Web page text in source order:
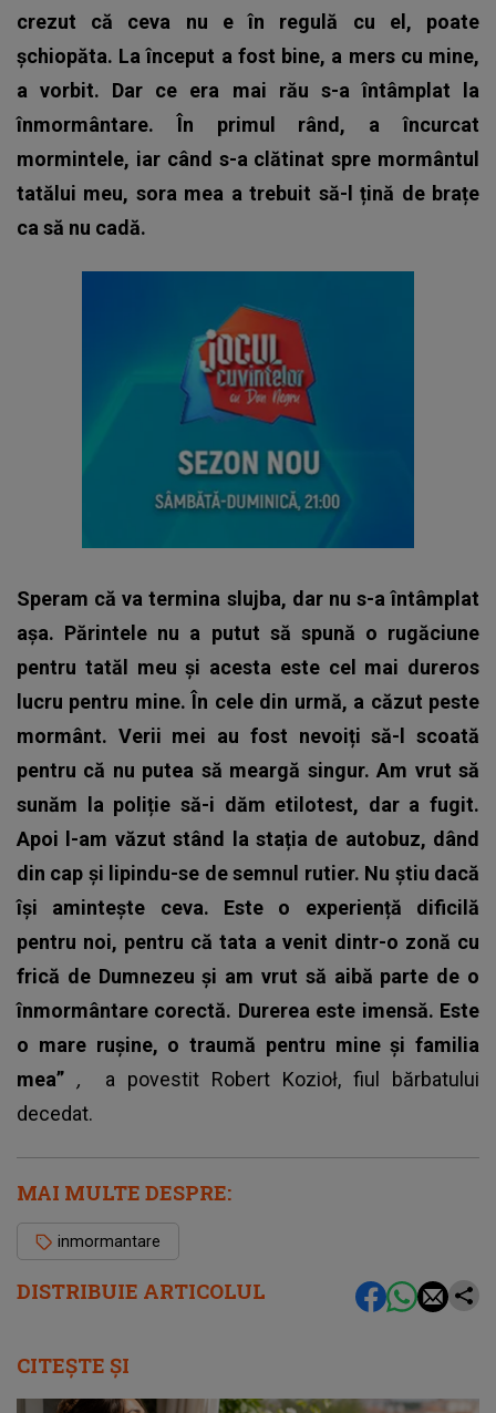
DISTRIBUIE ARTICOLUL
crezut că ceva nu e în regulă cu el, poate
șchiopăta. La început a fost bine, a mers cu mine,
a vorbit. Dar ce era mai rău s-a întâmplat la
înmormântare. În primul rând, a încurcat
mormintele, iar când s-a clătinat spre mormântul
tatălui meu, sora mea a trebuit să-l țină de brațe
ca să nu cadă.
Speram că va termina slujba, dar nu s-a întâmplat
așa. Părintele nu a putut să spună o rugăciune
pentru tatăl meu și acesta este cel mai dureros
lucru pentru mine. În cele din urmă, a căzut peste
mormânt. Verii mei au fost nevoiți să-l scoată
pentru că nu putea să meargă singur. Am vrut să
sunăm la poliție să-i dăm etilotest, dar a fugit.
Apoi l-am văzut stând la stația de autobuz, dând
din cap și lipindu-se de semnul rutier. Nu știu dacă
își amintește ceva. Este o experiență dificilă
pentru noi, pentru că tata a venit dintr-o zonă cu
frică de Dumnezeu și am vrut să aibă parte de o
înmormântare corectă. Durerea este imensă. Este
o mare rușine, o traumă pentru mine și familia
mea” , a povestit Robert Kozioł, fiul bărbatului
decedat.
MAI MULTE DESPRE:
inmormantare
CITEȘTE ȘI